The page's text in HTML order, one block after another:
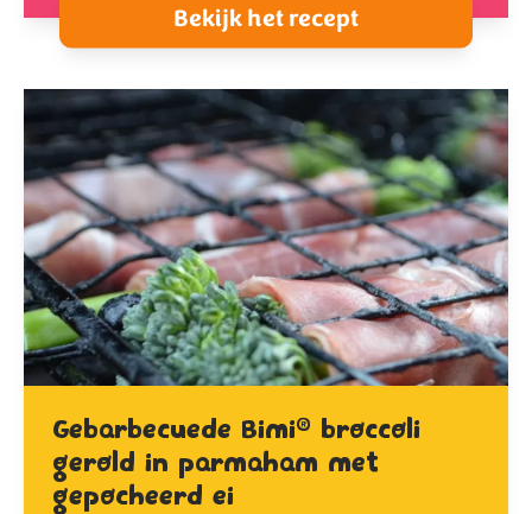
Bekijk het recept
Gebarbecuede Bimi® broccoli
gerold in parmaham met
gepocheerd ei